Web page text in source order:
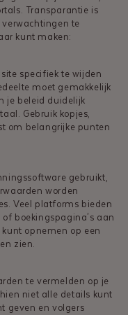
Transparantie is
te
kunt maken:
specifiek te wijden
moet gemakkelijk
je beleid duidelijk
Gebruik kopjes,
om belangrijke punten
gebruikt,
worden
Veel platforms bieden
boekingspagina's aan
opnemen op een
zien.
te vermelden op je
niet alle details kunt
geven en volgers